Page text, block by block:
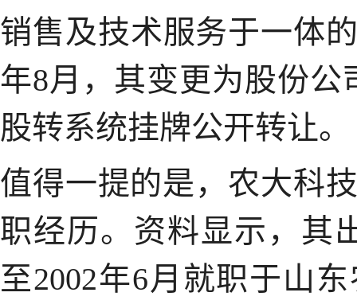
销售及技术服务于一体
年8月，其变更为股份公
股转系统挂牌公开转让
值得一提的是，农大科
职经历。资料显示，其
至2002年6月就职于山